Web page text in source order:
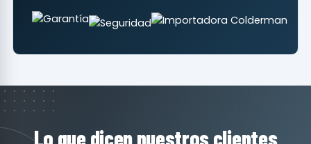
Lo que dicen nuestros clientes